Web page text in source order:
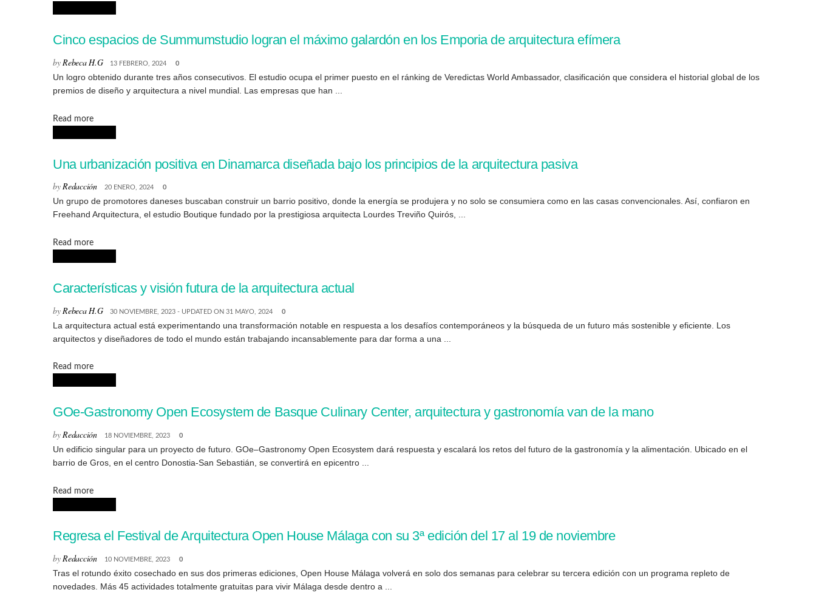
Cinco espacios de Summumstudio logran el máximo galardón en los Emporia de arquitectura efímera
byRebeca H.G 13 FEBRERO, 2024 0
Un logro obtenido durante tres años consecutivos. El estudio ocupa el primer puesto en el ránking de Veredictas World Ambassador, clasificación que considera el historial global de los
premios de diseño y arquitectura a nivel mundial. Las empresas que han ...
Read moreDetails
Una urbanización positiva en Dinamarca diseñada bajo los principios de la arquitectura pasiva
byRedacción 20 ENERO, 2024 0
Un grupo de promotores daneses buscaban construir un barrio positivo, donde la energía se produjera y no solo se consumiera como en las casas convencionales. Así, confiaron en
Freehand Arquitectura, el estudio Boutique fundado por la prestigiosa arquitecta Lourdes Treviño Quirós, ...
Read moreDetails
Características y visión futura de la arquitectura actual
by Rebeca H.G 30 NOVIEMBRE, 2023 - UPDATED ON 31 MAYO, 2024 0
La arquitectura actual está experimentando una transformación notable en respuesta a los desafíos contemporáneos y la búsqueda de un futuro más sostenible y eficiente. Los
arquitectos y diseñadores de todo el mundo están trabajando incansablemente para dar forma a una ...
Read moreDetails
GOe-Gastronomy Open Ecosystem de Basque Culinary Center, arquitectura y gastronomía van de la mano
byRedacción 18 NOVIEMBRE, 2023 0
Un edificio singular para un proyecto de futuro. GOe–Gastronomy Open Ecosystem dará respuesta y escalará los retos del futuro de la gastronomía y la alimentación. Ubicado en el
barrio de Gros, en el centro Donostia-San Sebastián, se convertirá en epicentro ...
Read moreDetails
Regresa el Festival de Arquitectura Open House Málaga con su 3ª edición del 17 al 19 de noviembre
byRedacción 10 NOVIEMBRE, 2023 0
Tras el rotundo éxito cosechado en sus dos primeras ediciones, Open House Málaga volverá en solo dos semanas para celebrar su tercera edición con un programa repleto de
novedades. Más 45 actividades totalmente gratuitas para vivir Málaga desde dentro a ...